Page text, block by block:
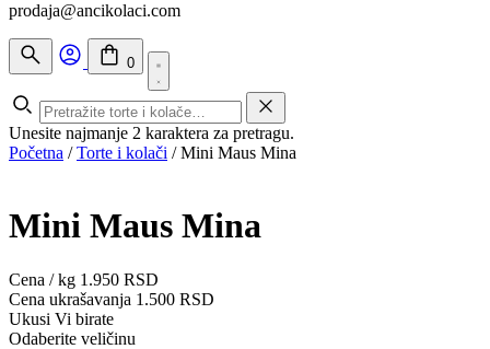
prodaja@ancikolaci.com
0
Unesite najmanje 2 karaktera za pretragu.
Početna /Torte i kolači /Mini Maus Mina
Mini Maus Mina
Cena / kg 1.950 RSD
Cena ukrašavanja 1.500 RSD
Ukusi Vi birate
Odaberite veličinu